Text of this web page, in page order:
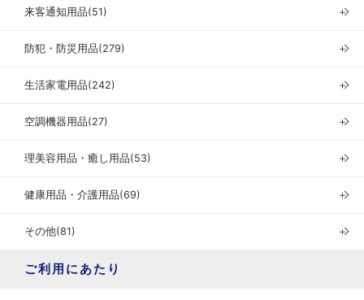
来客通知用品(51) ＋
防犯・防災用品(279) ＋
生活家電用品(242) ＋
空調機器用品(27) ＋
理美容用品・癒し用品(53) ＋
健康用品・介護用品(69) ＋
その他(81) ＋
ご利用にあたり